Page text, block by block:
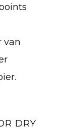
van
DRY